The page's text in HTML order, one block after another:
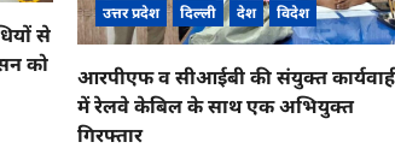
से
को
उत्तर प्रदेश दिल्ली देश विदेश
आरपीएफ व सीआईबी की संयुक्त
में रेलवे केबिल के साथ एक अभियुक्त
गिरफ्तार